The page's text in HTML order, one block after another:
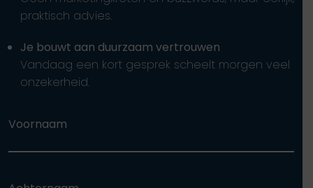
praktisch advies.
Je bouwt aan duurzaam vertrouwen
Vandaag een kort gesprek scheelt morgen veel
onzekerheid.
Voornaam